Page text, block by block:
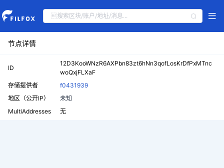
节点详情
ID
12D3KooWNzR6AXPbn83zt6hNn3qofLosKrDfPxMTnc
woQxjFLXaF
存储提供者
f0431939
地区（公开IP）
未知
MultiAddresses
无